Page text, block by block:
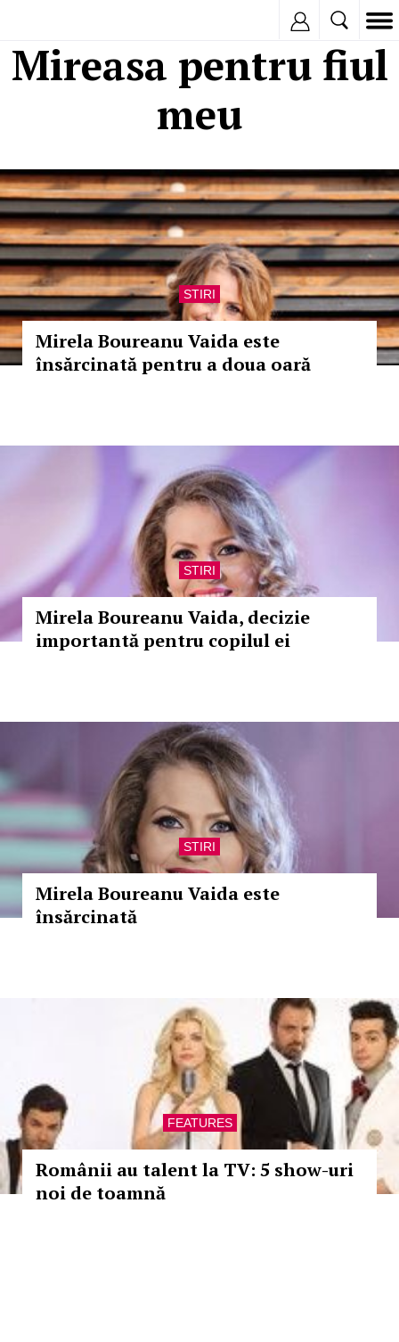
Mireasa pentru fiul
meu
STIRI
Mirela Boureanu Vaida este
însărcinată pentru a doua oară
STIRI
Mirela Boureanu Vaida, decizie
importantă pentru copilul ei
STIRI
Mirela Boureanu Vaida este
însărcinată
FEATURES
Românii au talent la TV: 5 show-uri
noi de toamnă